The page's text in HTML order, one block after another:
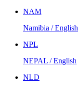
NAM
Namibia / English
NPL
NEPAL / English
NLD